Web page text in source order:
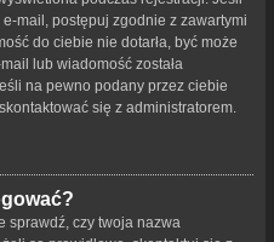
mail, postępuj zgodnie z zawartymi
do ciebie nie dotarła, być może
lub wiadomość została
na pewno podany przez ciebie
się z administratorem.
sprawdź, czy twoja nazwa